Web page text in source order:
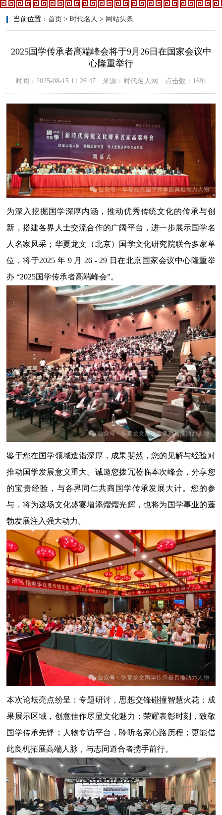
当前位置：首页 > 时代名人 > 网站头条
2025国学传承者高端峰会将于9月26日在国家会议中
心隆重举行
时间：2025-08-15 11:28:47 来源：时代名人网 点击数：1691
为深入挖掘国学深厚内涵，推动优秀传统文化的传承与创
新，搭建各界人士交流合作的广阔平台，进一步展示国学名
人名家风采；华夏龙文（北京）国学文化研究院联合多家单
位，将于2025 年 9 月 26 - 29 日在北京国家会议中心隆重举
办 “2025国学传承者高端峰会”。
鉴于您在国学领域造诣深厚，成果斐然，您的见解与经验对
推动国学发展意义重大。诚邀您拨冗莅临本次峰会，分享您
的宝贵经验，与各界同仁共商国学传承发展大计。您的参
与，将为这场文化盛宴增添熠熠光辉，也将为国学事业的蓬
勃发展注入强大动力。
本次论坛亮点纷呈：专题研讨，思想交锋碰撞智慧火花；成
果展示区域，创意佳作尽显文化魅力；荣耀表彰时刻，致敬
国学传承先锋；人物专访平台，聆听名家心路历程；更能借
此良机拓展高端人脉，与志同道合者携手前行。